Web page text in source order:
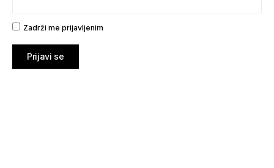
Zadrži me prijavljenim
Prijavi se